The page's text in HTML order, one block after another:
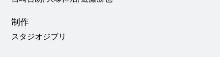
制作
スタジオジブリ